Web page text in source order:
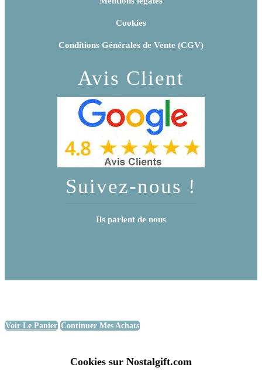
Cookies
Conditions Générales de Vente (CGV)
Avis Client
Suivez-nous !
Ils parlent de nous
Voir Le Panier Continuer Mes Achats
Cookies sur Nostalgift.com